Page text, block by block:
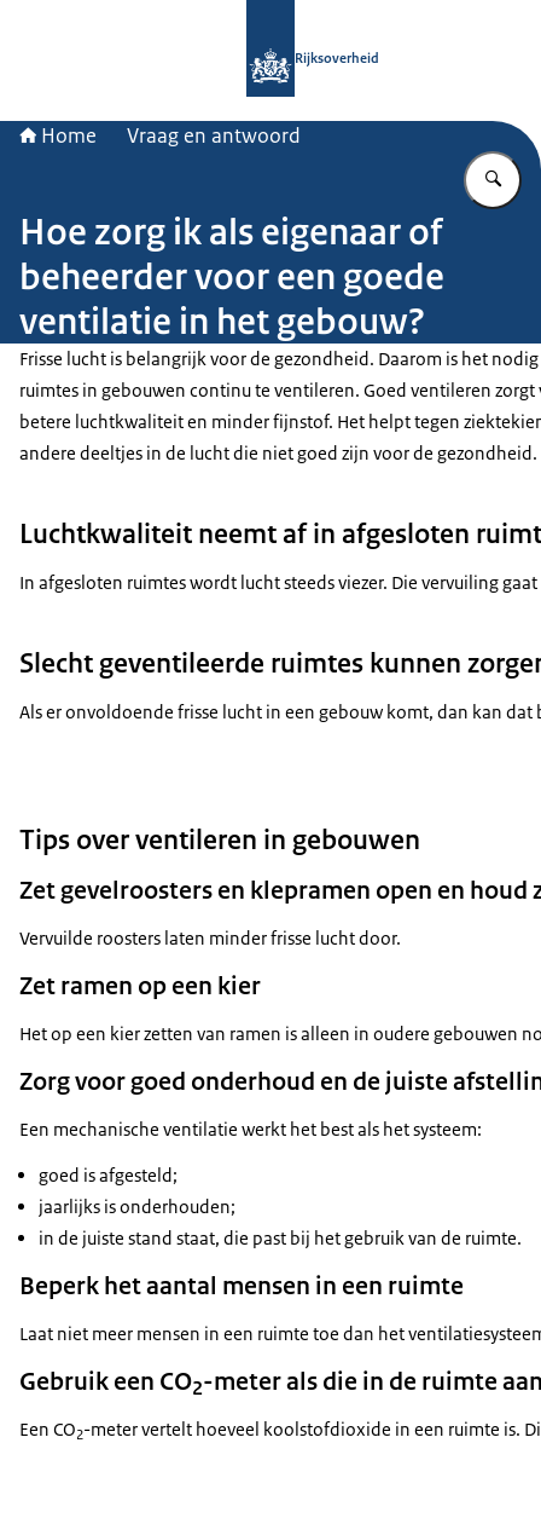
Rijksoverheid
Home Vraag en antwoord
Hoe zorg ik als eigenaar of
beheerder voor een goede
ventilatie in het gebouw?
Frisse lucht is belangrijk voor de gezondheid. Daarom is het
ruimtes in gebouwen continu te ventileren. Goed ventileren zorgt
betere luchtkwaliteit en minder fijnstof. Het helpt tegen
andere deeltjes in de lucht die niet goed zijn voor de gezondheid.
Luchtkwaliteit neemt af in afgesloten
In afgesloten ruimtes wordt lucht steeds viezer. Die vervuiling
Slecht geventileerde ruimtes kunnen
Als er onvoldoende frisse lucht in een gebouw komt, dan kan
Tips over ventileren in gebouwen
Zet gevelroosters en klepramen open en houd
Vervuilde roosters laten minder frisse lucht door.
Zet ramen op een kier
Het op een kier zetten van ramen is alleen in oudere gebouwen
Zorg voor goed onderhoud en de juiste
Een mechanische ventilatie werkt het best als het systeem:
goed is afgesteld;
jaarlijks is onderhouden;
in de juiste stand staat, die past bij het gebruik van de ruimte.
Beperk het aantal mensen in een ruimte
Laat niet meer mensen in een ruimte toe dan het
Gebruik een CO2-meter als die in de ruimte
Een CO2-meter vertelt hoeveel koolstofdioxide in een ruimte is.